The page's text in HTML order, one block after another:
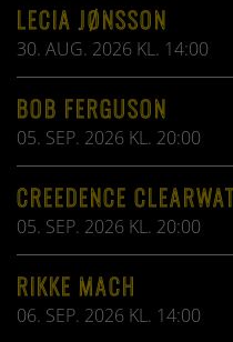
LECIA JØNSSON
30. AUG. 2026 KL. 14:00
BOB FERGUSON
05. SEP. 2026 KL. 20:00
CREEDENCE
05. SEP. 2026 KL. 20:00
RIKKE MACH
06. SEP. 2026 KL. 14:00